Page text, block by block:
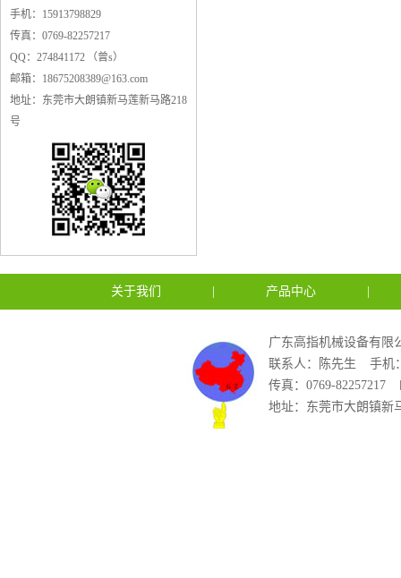
手机：15913798829
传真：0769-82257217
QQ：274841172 （曾s）
邮箱：18675208389@163.com
地址：东莞市大朗镇新马莲新马路218
号
关于我们 产品中心
广东高指机械设备有限
联系人：陈先生
手机
传真：0769-82257217
地址：东莞市大朗镇新